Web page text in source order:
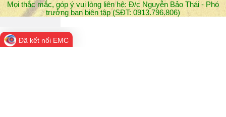
Mọi thắc mắc, góp ý vui lòng liên hệ: Đ/c Nguyễn Bảo Thái - Phó
trưởng ban biên tập (SĐT: 0913.796.806)
Đã kết nối EMC